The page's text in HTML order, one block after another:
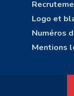
Logo et
Numéros
Mentions